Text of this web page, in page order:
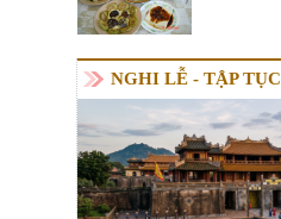
NGHI LỄ - TẬP TỤC